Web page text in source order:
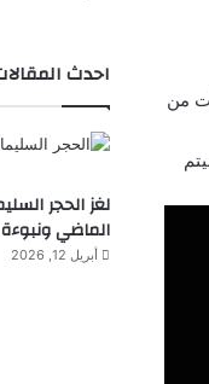
من
سيتم
احدث
لغز الحجر
الماضي ونبوءة
أبريل 12, 2026